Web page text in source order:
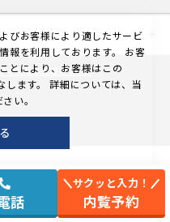
話
サクッと入力！
内覧予約
ィスなら天翔オフィス
びお客様により適したサービ
報を利用しております。
お客
とにより、お客様はこの
ます。
詳細については、当
い。